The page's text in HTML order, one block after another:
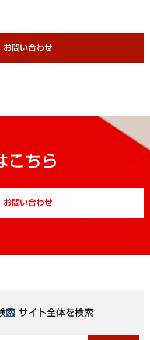
お問い合わせ
こちら
お問い合わせ
索 サイト全体を検索